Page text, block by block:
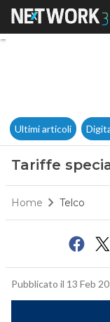
Ultimi articoli
Tariffe
Home Telco
Pubblicato il 13 Feb